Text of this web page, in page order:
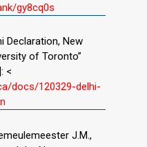
gy8cq0s
Declaration, New
of Toronto”
<
docs/120329-delhi-
J.M.,